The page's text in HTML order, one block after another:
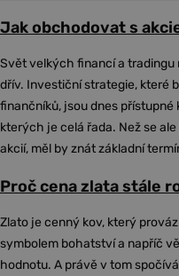
Jak obchodovat s
Svět velkých financí a tradingu
dřív. Investiční strategie, které
finančníků, jsou dnes přístupné
kterých je celá řada. Než se
akcií, měl by znát základní
Proč cena zlata stále
Zlato je cenný kov, který
symbolem bohatství a napříč
hodnotu. A právě v tom